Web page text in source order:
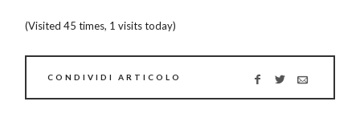
(Visited 45 times, 1 visits today)
CONDIVIDI ARTICOLO